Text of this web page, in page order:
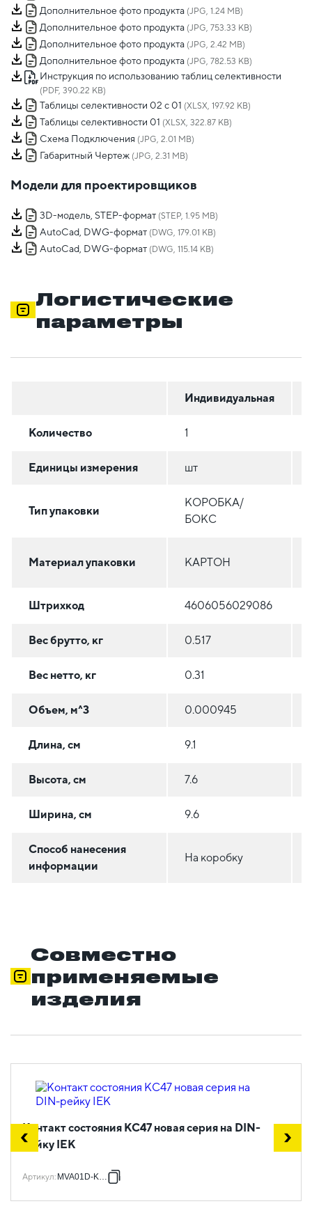
Дополнительное фото продукта (JPG, 1.24 MB)
Дополнительное фото продукта (JPG, 753.33 KB)
Дополнительное фото продукта (JPG, 2.42 MB)
Дополнительное фото продукта (JPG, 782.53 KB)
Инструкция по использованию таблиц селективности
(PDF, 390.22 KB)
Таблицы селективности 02 с 01 (XLSX, 197.92 KB)
Таблицы селективности 01 (XLSX, 322.87 KB)
Схема Подключения (JPG, 2.01 MB)
Габаритный Чертеж (JPG, 2.31 MB)
Модели для проектировщиков
3D-модель, STEP-формат (STEP, 1.95 MB)
AutoCad, DWG-формат (DWG, 179.01 KB)
AutoCad, DWG-формат (DWG, 115.14 KB)
Логистические
параметры
Индивидуальная
Количество 1
Единицы измерения шт
Тип упаковки
КОРОБКА/
БОКС
Материал упаковки КАРТОН
Штрихкод 4606056029086
Вес брутто, кг 0.517
Вес нетто, кг 0.31
Объем, м^3 0.000945
Длина, см 9.1
Высота, см 7.6
Ширина, см 9.6
Способ нанесения
информации
На коробку
Совместно
применяемые
изделия
Контакт состояния КС47 новая серия на DIN-
рейку IEK
Артикул: MVA01D-KS-1